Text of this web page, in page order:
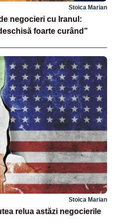
Stoica Marian
negocieri cu Iranul:
foarte curând”
Stoica Marian
relua astăzi negocierile